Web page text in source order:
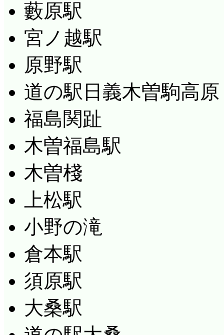
藪原駅
宮ノ越駅
原野駅
道の駅日義木曽駒高原
福島関趾
木曽福島駅
木曽棧
上松駅
小野の滝
倉本駅
須原駅
大桑駅